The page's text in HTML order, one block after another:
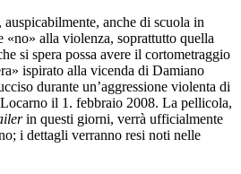
anche di scuola in
«no» alla violenza, soprattutto quella
si spera possa avere il cortometraggio
ispirato alla vicenda di Damiano
durante un’aggressione violenta di
il 1. febbraio 2008. La pellicola,
in questi giorni, verrà ufficialmente
i dettagli verranno resi noti nelle